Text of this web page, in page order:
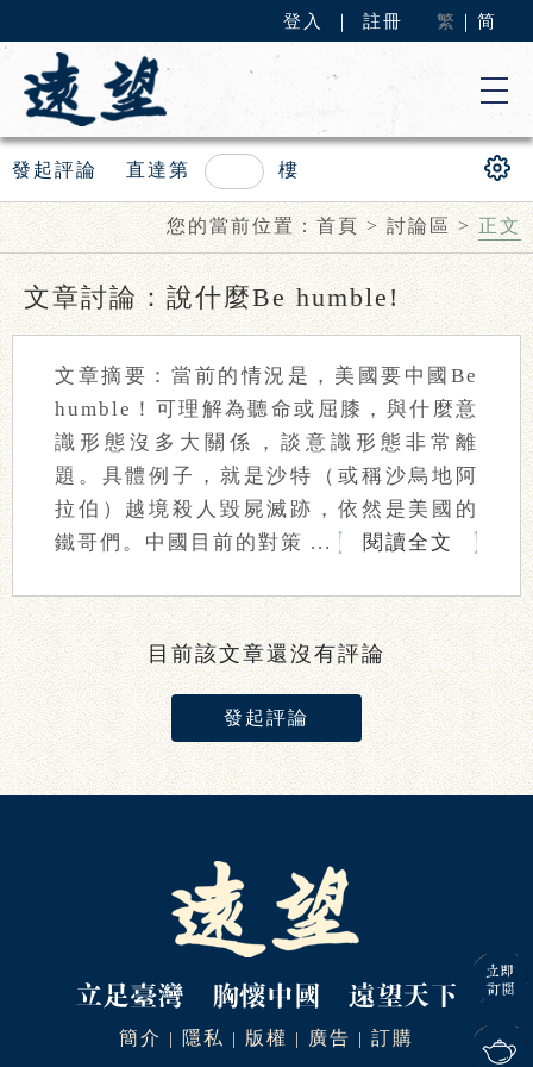
登入 註冊 繁 简
發起評論 直達第 樓
您的當前位置：首頁>討論區>正文
文章討論：說什麼Be humble!
文章摘要：當前的情況是，美國要中國Be
humble！可理解為聽命或屈膝，與什麼意
識形態沒多大關係，談意識形態非常離
題。具體例子，就是沙特（或稱沙烏地阿
拉伯）越境殺人毀屍滅跡，依然是美國的
鐵哥們。中國目前的對策 ...
閱讀全文
目前該文章還沒有評論
發起評論
簡介 | 隱私 | 版權 | 廣告 | 訂購